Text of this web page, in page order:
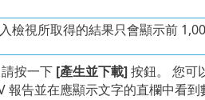
檢視所取得的結果只會顯示前
按一下 [產生並下載]按鈕。 您可
報告並在應顯示文字的直欄中看